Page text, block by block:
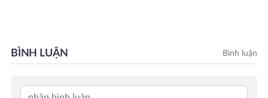
BÌNH LUẬN Bình luận